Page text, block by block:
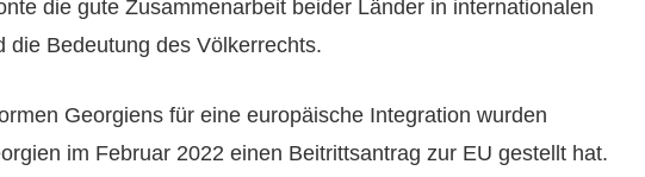
die gute Zusammenarbeit beider Länder in internationalen
die Bedeutung des Völkerrechts.
Georgiens für eine europäische Integration wurden
im Februar 2022 einen Beitrittsantrag zur EU gestellt hat.